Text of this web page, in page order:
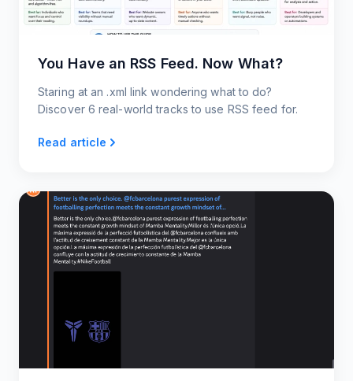
You Have an RSS Feed. Now What?
Staring at an .xml link wondering what to do?
Discover 6 real-world tracks to use RSS feed for.
Read article